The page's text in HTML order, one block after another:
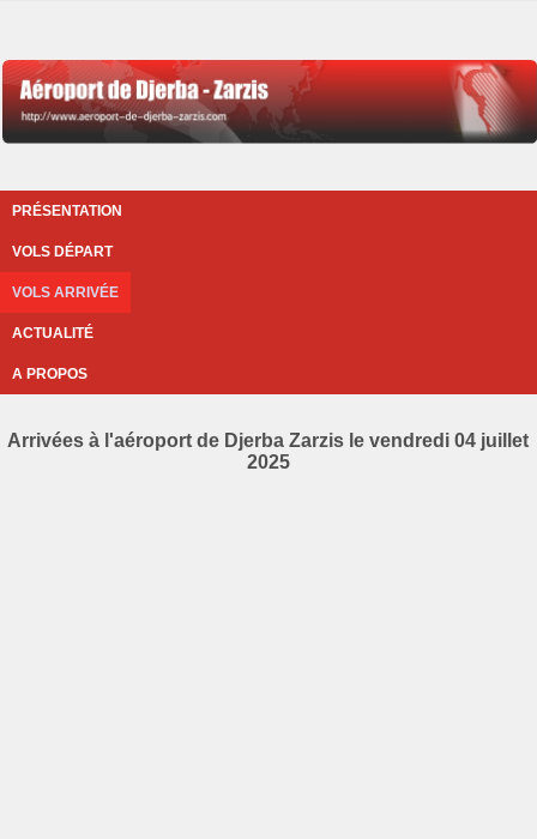
PRÉSENTATION
VOLS DÉPART
VOLS ARRIVÉE
ACTUALITÉ
A PROPOS
Arrivées à l'aéroport de Djerba Zarzis le vendredi 04 juillet
2025